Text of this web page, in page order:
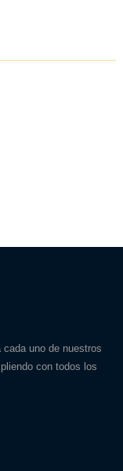
uno de nuestros
con todos los